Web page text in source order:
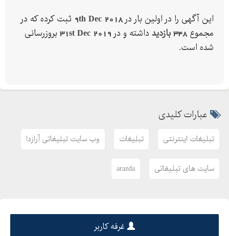
. و در پایان هم ثبت محصولات با قابلیت درج عکس برای هر محصول و
درج اطلاعات به صورت HTML
ثبت اطلاعات در آرازدا همانند ثبت اطلاعات در یک سایت واقعی است با
سایت و تبلیغات در اینترنت و در نهایت نگرفتن نتیجه مطلوب، سایت
به تعداد محصولاتی که در سایت ثبت می کنید کار تبلیغات خود را به
• با کلیک بر روی لینک زیر می توانید نام اختصاصی انتخابی یوزر
این آگهی را در اولین بار در9th Dec 2018 ثبت کرده که در
مجموع348 بازدید داشته و در 31st Dec 2019 بروزرسانی
شده است.
عبارات کلیدی
تبلیغات اینترنتی تبلیغات وب سایت تبلیغاتی آرازدا
سایت های تبلیغاتی arazda
غرفه کاربر